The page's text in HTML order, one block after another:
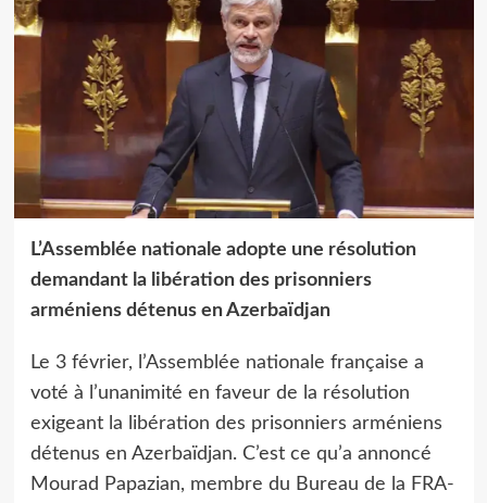
L’Assemblée nationale adopte une résolution
demandant la libération des prisonniers
arméniens détenus en Azerbaïdjan
Le 3 février, l’Assemblée nationale française a
voté à l’unanimité en faveur de la résolution
exigeant la libération des prisonniers arméniens
détenus en Azerbaïdjan. C’est ce qu’a annoncé
Mourad Papazian, membre du Bureau de la FRA-